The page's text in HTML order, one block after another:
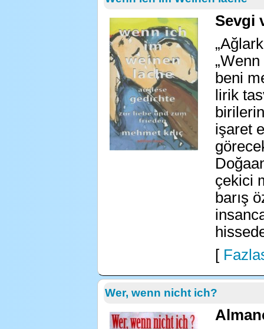
Sevgi
beni
lirik
işaret
çekici
barış
[
Wer, wenn nicht ich?